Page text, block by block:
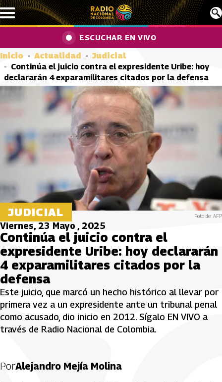
Pasar al contenido principal
ESCUCHAR EN VIVO
Inicio Actualidad
Judicial
Continúa el juicio contra el expresidente Uribe: hoy
declararán 4 exparamilitares citados por la defensa
JUDICIAL Foto de: AFP
Viernes, 23 Mayo , 2025
Continúa el juicio contra el
expresidente Uribe: hoy declararán
4 exparamilitares citados por la
defensa
Este juicio, que marcó un hecho histórico al llevar por
primera vez a un expresidente ante un tribunal penal
como acusado, dio inicio en 2012. Sígalo EN VIVO a
través de Radio Nacional de Colombia.
PorAlejandro Mejía Molina